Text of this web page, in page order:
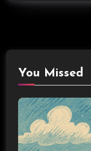
You Missed